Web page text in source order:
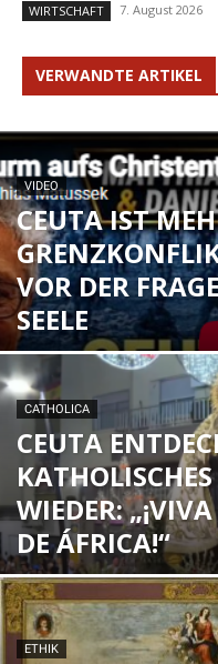
WIRTSCHAFT 7. August 2026
VERWANDTE ARTIKEL
VIDEO
CEUTA IST
VOR DER
SEELE
CATHOLICA
CEUTA
WIEDER:
DE ÁFRICA!“
ETHIK